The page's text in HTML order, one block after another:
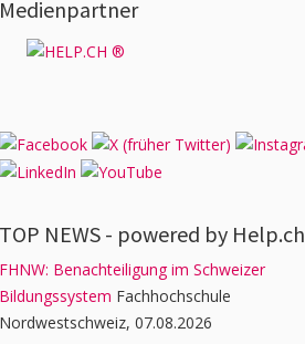
Medienpartner
TOP NEWS - powered by Help.ch
FHNW: Benachteiligung im Schweizer
Bildungssystem Fachhochschule
Nordwestschweiz, 07.08.2026